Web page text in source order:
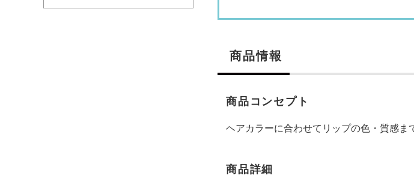
商品情報
商品コンセプト
ヘアカラーに合わせてリップの色・質感
商品詳細